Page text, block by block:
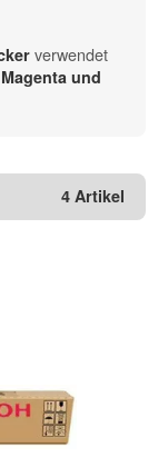
verwendet
und
4 Artikel